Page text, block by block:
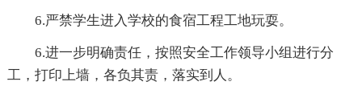
6.严禁学生进入学校的食宿工程工地玩耍。
6.进一步明确责任，按照安全工作领导小组进行分
工，打印上墙，各负其责，落实到人。